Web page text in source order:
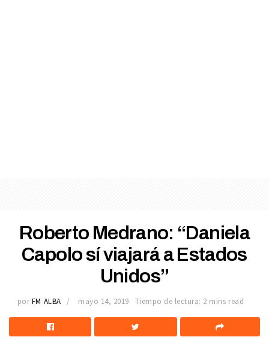
Roberto Medrano: “Daniela
Capolo sí viajará a Estados
Unidos”
por FM ALBA mayo 14, 2019 Tiempo de lectura: 2 mins read